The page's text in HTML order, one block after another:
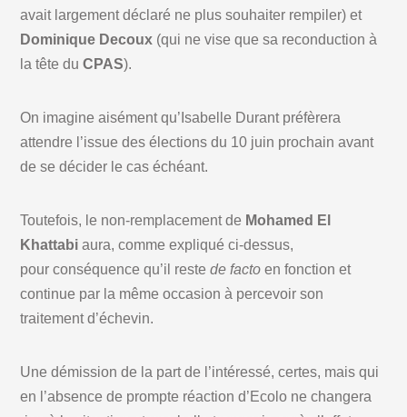
avait largement déclaré ne plus souhaiter rempiler) et
Dominique Decoux (qui ne vise que sa reconduction à
la tête duCPAS).
On imagine aisément qu’Isabelle Durant préfèrera
attendre l’issue des élections du 10 juin prochain avant
de se décider le cas échéant.
Toutefois, le non-remplacement de Mohamed El
Khattabi aura, comme expliqué ci-dessus,
pour conséquence qu’il restede factoen fonction et
continue par la même occasion à percevoir son
traitement d’échevin.
Une démission de la part de l’intéressé, certes, mais qui
en l’absence de prompte réaction d’Ecolo ne changera